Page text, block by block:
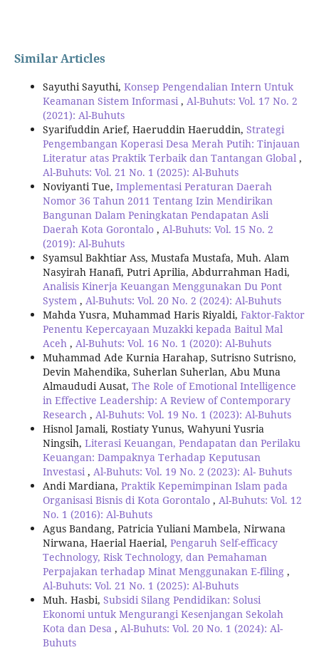
Similar Articles
Sayuthi Sayuthi, Konsep Pengendalian Intern Untuk
Keamanan Sistem Informasi, Al-Buhuts: Vol. 17 No. 2
(2021): Al-Buhuts
Syarifuddin Arief, Haeruddin Haeruddin, Strategi
Pengembangan Koperasi Desa Merah Putih: Tinjauan
Literatur atas Praktik Terbaik dan Tantangan Global ,
Al-Buhuts: Vol. 21 No. 1 (2025): Al-Buhuts
Noviyanti Tue, Implementasi Peraturan Daerah
Nomor 36 Tahun 2011 Tentang Izin Mendirikan
Bangunan Dalam Peningkatan Pendapatan Asli
Daerah Kota Gorontalo , Al-Buhuts: Vol. 15 No. 2
(2019): Al-Buhuts
Syamsul Bakhtiar Ass, Mustafa Mustafa, Muh. Alam
Nasyirah Hanafi, Putri Aprilia, Abdurrahman Hadi,
Analisis Kinerja Keuangan Menggunakan Du Pont
System , Al-Buhuts: Vol. 20 No. 2 (2024): Al-Buhuts
Mahda Yusra, Muhammad Haris Riyaldi, Faktor-Faktor
Penentu Kepercayaan Muzakki kepada Baitul Mal
Aceh , Al-Buhuts: Vol. 16 No. 1 (2020): Al-Buhuts
Muhammad Ade Kurnia Harahap, Sutrisno Sutrisno,
Devin Mahendika, Suherlan Suherlan, Abu Muna
Almaududi Ausat, The Role of Emotional Intelligence
in Effective Leadership: A Review of Contemporary
Research , Al-Buhuts: Vol. 19 No. 1 (2023): Al-Buhuts
Hisnol Jamali, Rostiaty Yunus, Wahyuni Yusria
Ningsih, Literasi Keuangan, Pendapatan dan Perilaku
Keuangan: Dampaknya Terhadap Keputusan
Investasi, Al-Buhuts: Vol. 19 No. 2 (2023): Al- Buhuts
Andi Mardiana, Praktik Kepemimpinan Islam pada
Organisasi Bisnis di Kota Gorontalo , Al-Buhuts: Vol. 12
No. 1 (2016): Al-Buhuts
Agus Bandang, Patricia Yuliani Mambela, Nirwana
Nirwana, Haerial Haerial, Pengaruh Self-efficacy
Technology, Risk Technology, dan Pemahaman
Perpajakan terhadap Minat Menggunakan E-filing ,
Al-Buhuts: Vol. 21 No. 1 (2025): Al-Buhuts
Muh. Hasbi, Subsidi Silang Pendidikan: Solusi
Ekonomi untuk Mengurangi Kesenjangan Sekolah
Kota dan Desa , Al-Buhuts: Vol. 20 No. 1 (2024): Al-
Buhuts